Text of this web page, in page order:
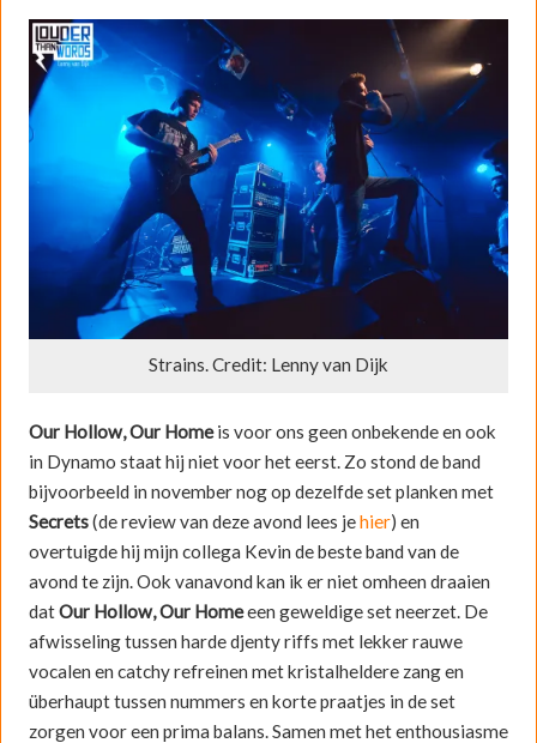
Strains. Credit: Lenny van Dijk
Our Hollow, Our Homeis voor ons geen onbekende en ook
in Dynamo staat hij niet voor het eerst. Zo stond de band
bijvoorbeeld in november nog op dezelfde set planken met
Secrets(de review van deze avond lees jehier) en
overtuigde hij mijn collega Kevin de beste band van de
avond te zijn. Ook vanavond kan ik er niet omheen draaien
datOur Hollow, Our Homeeen geweldige set neerzet. De
afwisseling tussen harde djenty riffs met lekker rauwe
vocalen en catchy refreinen met kristalheldere zang en
überhaupt tussen nummers en korte praatjes in de set
zorgen voor een prima balans. Samen met het enthousiasme